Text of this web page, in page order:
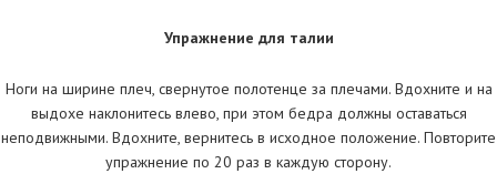
Упражнение для талии
Ноги на ширине плеч, свернутое полотенце за плечами. Вдохните и на
выдохе наклонитесь влево, при этом бедра должны оставаться
неподвижными. Вдохните, вернитесь в исходное положение. Повторите
упражнение по 20 раз в каждую сторону.